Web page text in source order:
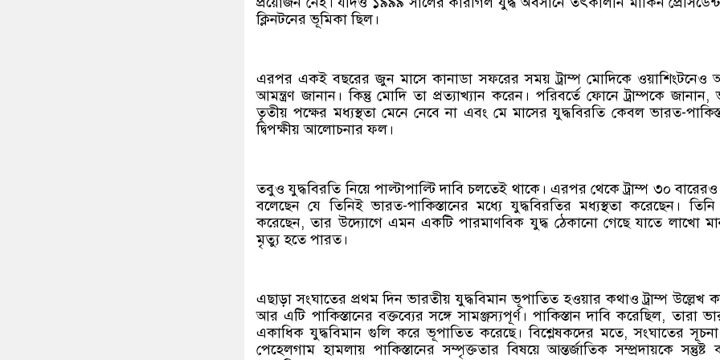
ক্লিনটনের ভূমিকা ছিল।
এরপর একই বছরের জুন মাসে কানাডা সফরের সময় ট্রাম্প মোদিকে ওয়াশিংটনেও
আমন্ত্রণ জানান। কিন্তু মোদি তা প্রত্যাখ্যান করেন। পরিবর্তে ফোনে ট্রাম্পকে জানান,
তৃতীয় পক্ষের মধ্যস্থতা মেনে নেবে না এবং মে মাসের যুদ্ধবিরতি কেবল ভারত-
দ্বিপক্ষীয় আলোচনার ফল।
তবুও যুদ্ধবিরতি নিয়ে পাল্টাপাল্টি দাবি চলতেই থাকে। এরপর থেকে ট্রাম্প ৩০ বারেরও
বলেছেন যে তিনিই ভারত-পাকিস্তানের মধ্যে যুদ্ধবিরতির মধ্যস্থতা করেছেন। তিনি
করেছেন, তার উদ্যোগে এমন একটি পারমাণবিক যুদ্ধ ঠেকানো গেছে যাতে লাখো
মৃত্যু হতে পারত।
এছাড়া সংঘাতের প্রথম দিন ভারতীয় যুদ্ধবিমান ভূপাতিত হওয়ার কথাও ট্রাম্প উল্লেখ
আর এটি পাকিস্তানের বক্তব্যের সঙ্গে সামঞ্জস্যপূর্ণ। পাকিস্তান দাবি করেছিল, তারা
একাধিক যুদ্ধবিমান গুলি করে ভূপাতিত করেছে। বিশ্লেষকদের মতে, সংঘাতের
পেহেলগাম হামলায় পাকিস্তানের সম্পৃক্ততার বিষয়ে আন্তর্জাতিক সম্প্রদায়কে সন্তুষ্ট